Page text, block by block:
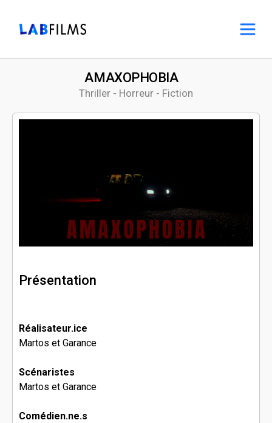
Thriller - Horreur - Fiction
AMAXOPHOBIA
Présentation
Réalisateur.ice
Martos et Garance
Scénaristes
Martos et Garance
Comédien.ne.s